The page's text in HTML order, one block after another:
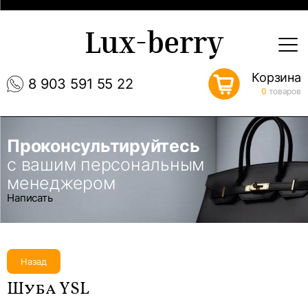
8 903 591 55 22
Lux-berry
Корзина
0 товаров
Проконсультируйтесь
с вашим персональным
менеджером
Написать
Назад
Шуба YSL